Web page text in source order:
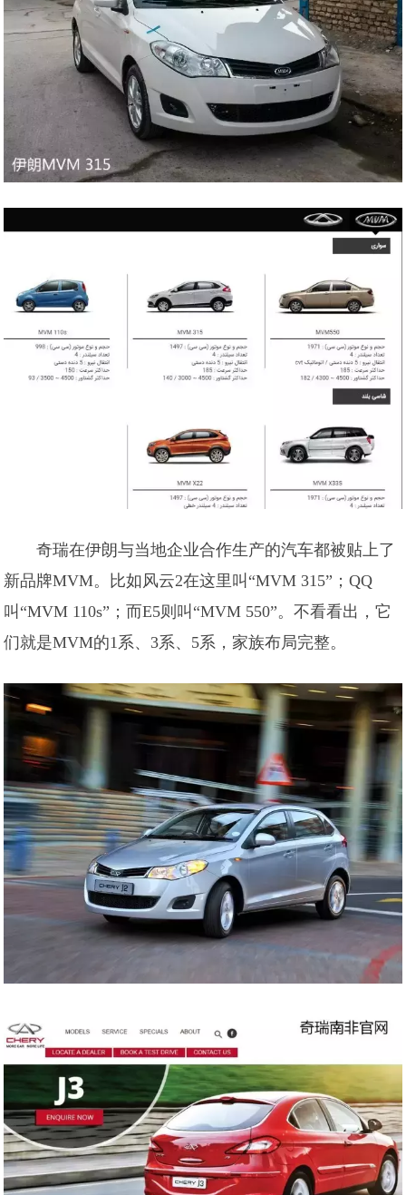
奇瑞在伊朗与当地企业合作生产的汽车都被贴上了
新品牌MVM。比如风云2在这里叫“MVM 315”；QQ
叫“MVM 110s”；而E5则叫“MVM 550”。不看看出，它
们就是MVM的1系、3系、5系，家族布局完整。